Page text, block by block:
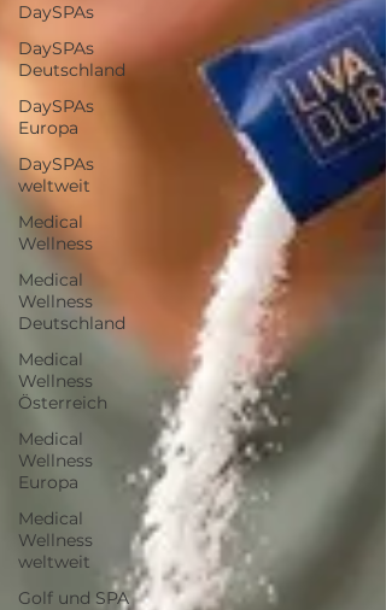
DaySPAs
DaySPAs
Deutschland
DaySPAs
Europa
DaySPAs
weltweit
Medical
Wellness
Medical
Wellness
Deutschland
Medical
Wellness
Österreich
Medical
Wellness
Europa
Medical
Wellness
weltweit
Golf und SPA